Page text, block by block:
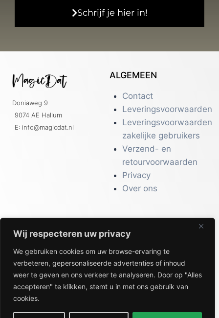
Wij respecteren uw privacy
We gebruiken cookies om uw browse-ervaring te
verbeteren, gepersonaliseerde advertenties of inhoud
weer te geven en ons verkeer te analyseren. Door op "Alles
accepteren" te klikken, stemt u in met ons gebruik van
cookies.
Schrijf je hier in!
Doniaweg 9
9074 AE Hallum
E: info@magicdat.nl
ALGEMEEN
Contact
Leveringsvoorwaarden
Leveringsvoorwaarden
zakelijke gebruikers
Verzend- en
retourvoorwaarden
Privacy
Over ons
CATALOGI
Workwear &
Veiligheid
Kantoor & Receptie
Gezondheid & Beauty
Keuken & Horeca